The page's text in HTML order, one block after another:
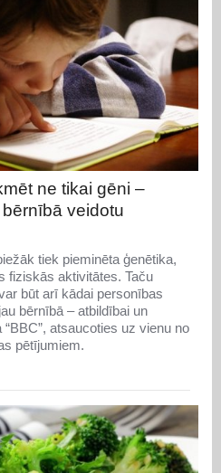
ne tikai gēni –
veidotu
tiek pieminēta ģenētika,
fiziskās aktivitātes. Taču
būt arī kādai personības
bērnībā – atbildībai un
atsaucoties uz vienu no
pētījumiem.